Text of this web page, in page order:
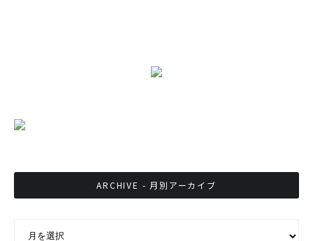
ARCHIVE - 月別アーカイブ